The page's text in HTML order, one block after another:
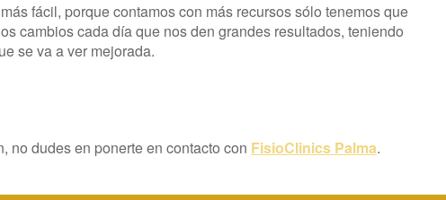
fácil, porque contamos con más recursos sólo tenemos que
cambios cada día que nos den grandes resultados, teniendo
se va a ver mejorada.
no dudes en ponerte en contacto con FisioClinics Palma.